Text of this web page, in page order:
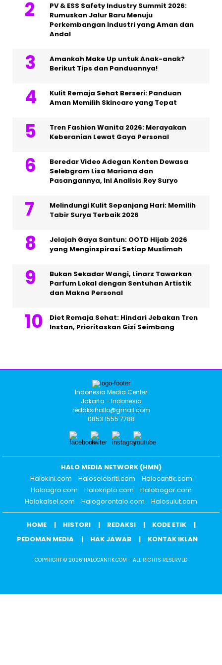
PV & ESS Safety Industry Summit 2026:
Rumuskan Jalur Baru Menuju
Perkembangan Industri yang Aman dan
Andal
Amankah Make Up untuk Anak-anak?
Berikut Tips dan Panduannya!
Kulit Remaja Sehat Berseri: Panduan
Aman Memilih Skincare yang Tepat
Tren Fashion Wanita 2026: Merayakan
Keberanian Lewat Gaya Personal
Beredar Video Adegan Konten Dewasa
Selebgram Lisa Mariana dan
Pasangannya, Ini Analisis Roy Suryo
Melindungi Kulit Sepanjang Hari: Memilih
Tabir Surya Terbaik 2026
Jelajah Gaya Santun: OOTD Hijab 2026
yang Menginspirasi Setiap Muslimah
Bukan Sekadar Wangi, Linarz Tawarkan
Parfum Lokal dengan Sentuhan Artistik
dan Makna Personal
Diet Remaja Sehat: Hindari Jebakan Tren
Instan, Prioritaskan Gizi Seimbang
Indonesia Media Center
Jakarta - Indonesia
redaksihallo@gmail.com
0853 1555 7788
HALO MEDIA NETWORK (HMN)
Halokini.com
Haloselebriti.com
Halocantik.com
Haloagro.com
Halokripto.com
Halobogor.com
Halokalsel.com
Halogorontalo.com Halosulut.com
HOME HISTORI REDAKSI
KODE ETIK
PEDOMAN MEDIA
HAK JAWAB KONTAK IKLAN
COPYRIGHT © 2026 HALOCANTIK.COM - ALL RIGHTS RESERVED